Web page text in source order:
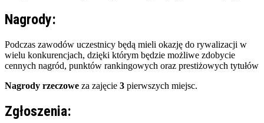
Nagrody:
Podczas zawodów uczestnicy będą mieli okazję do rywalizacji w
wielu konkurencjach, dzięki którym będzie możliwe zdobycie
cennych nagród, punktów rankingowych oraz prestiżowych tytułów
Nagrody rzeczowe za zajęcie 3 pierwszych miejsc.
Zgłoszenia: